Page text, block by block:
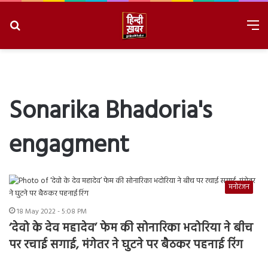
Sonarika Bhadoria's
engagment
मनोरंजन
18 May 2022 - 5:08 PM
‘देवो के देव महादेव’ फेम की सोनारिका भदोरिया ने बीच
पर रचाई सगाई, मंगेतर ने घुटने पर बैठकर पहनाई रिंग